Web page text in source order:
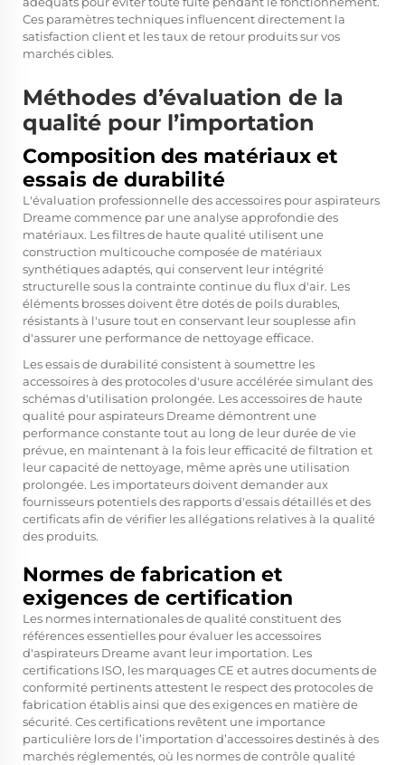
Ces paramètres techniques influencent directement la
satisfaction client et les taux de retour produits sur vos
marchés cibles.
Méthodes d’évaluation de la
qualité pour l’importation
Composition des matériaux et
essais de durabilité
L'évaluation professionnelle des accessoires pour aspirateurs
Dreame commence par une analyse approfondie des
matériaux. Les filtres de haute qualité utilisent une
construction multicouche composée de matériaux
synthétiques adaptés, qui conservent leur intégrité
structurelle sous la contrainte continue du flux d'air. Les
éléments brosses doivent être dotés de poils durables,
résistants à l'usure tout en conservant leur souplesse afin
d'assurer une performance de nettoyage efficace.
Les essais de durabilité consistent à soumettre les
accessoires à des protocoles d'usure accélérée simulant des
schémas d'utilisation prolongée. Les accessoires de haute
qualité pour aspirateurs Dreame démontrent une
performance constante tout au long de leur durée de vie
prévue, en maintenant à la fois leur efficacité de filtration et
leur capacité de nettoyage, même après une utilisation
prolongée. Les importateurs doivent demander aux
fournisseurs potentiels des rapports d'essais détaillés et des
certificats afin de vérifier les allégations relatives à la qualité
des produits.
Normes de fabrication et
exigences de certification
Les normes internationales de qualité constituent des
références essentielles pour évaluer les accessoires
d'aspirateurs Dreame avant leur importation. Les
certifications ISO, les marquages CE et autres documents de
conformité pertinents attestent le respect des protocoles de
fabrication établis ainsi que des exigences en matière de
sécurité. Ces certifications revêtent une importance
particulière lors de l’importation d’accessoires destinés à des
marchés réglementés, où les normes de contrôle qualité